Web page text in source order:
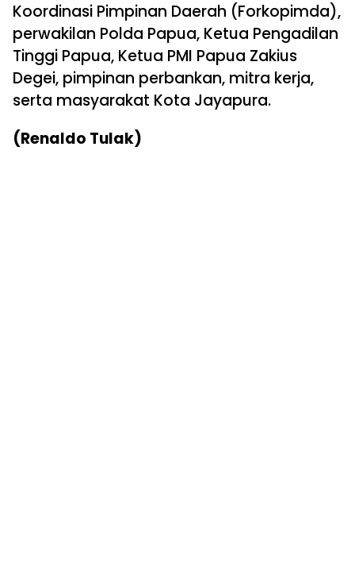
Koordinasi Pimpinan Daerah (Forkopimda),
perwakilan Polda Papua, Ketua Pengadilan
Tinggi Papua, Ketua PMI Papua Zakius
Degei, pimpinan perbankan, mitra kerja,
serta masyarakat Kota Jayapura.
(Renaldo Tulak)